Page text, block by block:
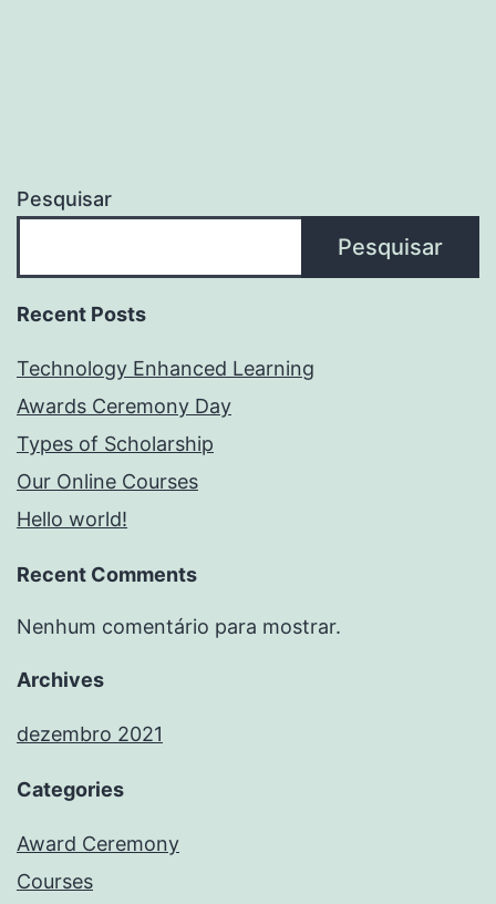
Pesquisar
Pesquisar
Recent Posts
Technology Enhanced Learning
Awards Ceremony Day
Types of Scholarship
Our Online Courses
Hello world!
Recent Comments
Nenhum comentário para mostrar.
Archives
dezembro 2021
Categories
Award Ceremony
Courses